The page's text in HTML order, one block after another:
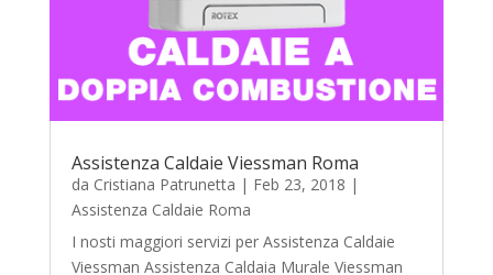
Assistenza Caldaie Viessman Roma
da Cristiana Patrunetta | Feb 23, 2018 |
Assistenza Caldaie Roma
I nosti maggiori servizi per Assistenza Caldaie
Viessman Assistenza Caldaia Murale Viessman